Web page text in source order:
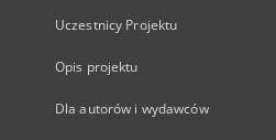
Uczestnicy Projektu
Opis projektu
Dla autorów i wydawców